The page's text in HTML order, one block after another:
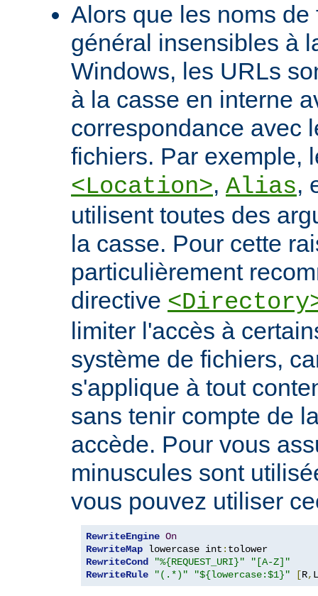
Alors que les noms
général insensibles à
Windows, les URLs
à la casse en interne
correspondance avec
fichiers. Par exemple,
<Location>, Alias,
utilisent toutes des
la casse. Pour cette
particulièrement
directive
limiter l'accès à
système de fichiers,
s'applique à tout
sans tenir compte de
accède. Pour vous
minuscules sont
vous pouvez utiliser
RewriteEngine On
RewriteMap lowercase int :
RewriteCond
"%{REQUEST_URI}"
"[A-Z]"
RewriteRule
"(.*)" "${lowercase:$1}" [R, L